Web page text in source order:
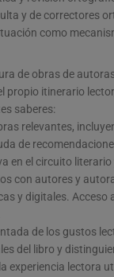
y de correctores
como
de obras de
propio itinerario
saberes:
relevantes,
de
en el circuito
con autores y
y digitales.
de los gustos
del libro y
experiencia lectora